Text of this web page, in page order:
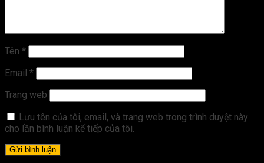
Tên *
Email *
Trang web
Lưu tên của tôi, email, và trang web trong trình duyệt này
cho lần bình luận kế tiếp của tôi.